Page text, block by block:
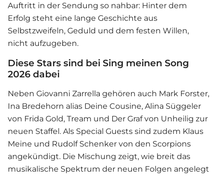
Auftritt in der Sendung so nahbar: Hinter dem
Erfolg steht eine lange Geschichte aus
Selbstzweifeln, Geduld und dem festen Willen,
nicht aufzugeben.
Diese Stars sind bei Sing meinen Song
2026 dabei
Neben Giovanni Zarrella gehören auch Mark Forster,
Ina Bredehorn alias Deine Cousine, Alina Süggeler
von Frida Gold, Tream und Der Graf von Unheilig zur
neuen Staffel. Als Special Guests sind zudem Klaus
Meine und Rudolf Schenker von den Scorpions
angekündigt. Die Mischung zeigt, wie breit das
musikalische Spektrum der neuen Folgen angelegt